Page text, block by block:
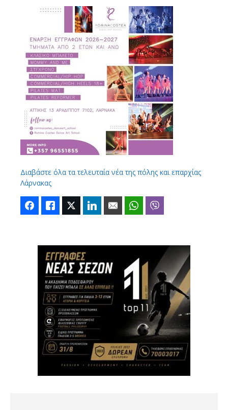
Διαβάστε όλα τα τελευταία νέα της πόλης και επαρχίας
Λάρνακας
FacebookLike Twitter LinkedIn Email WhatsApp